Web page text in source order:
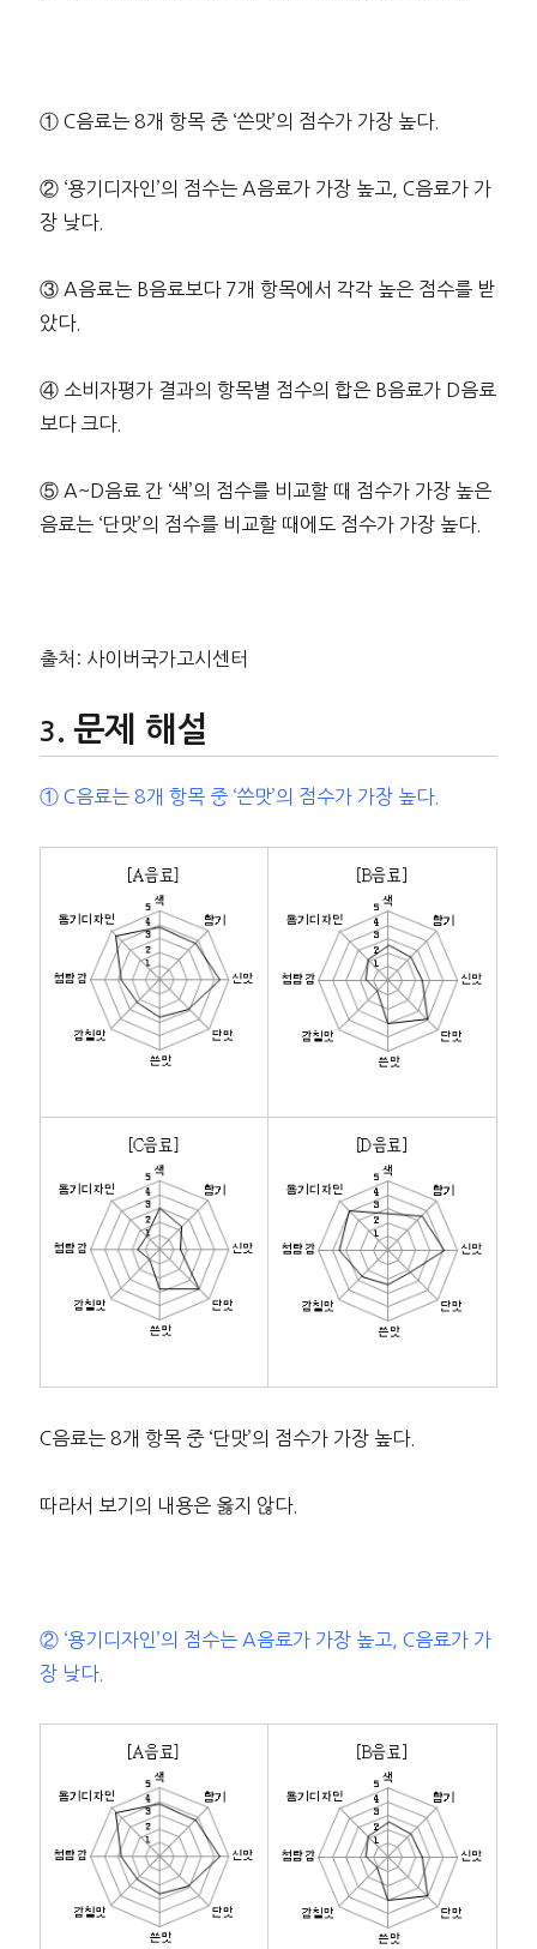
① C음료는 8개 항목 중 ‘쓴맛’의 점수가 가장 높다.
② ‘용기디자인’의 점수는 A음료가 가장 높고, C음료가 가
장 낮다.
③ A음료는 B음료보다 7개 항목에서 각각 높은 점수를 받
았다.
④ 소비자평가 결과의 항목별 점수의 합은 B음료가 D음료
보다 크다.
⑤ A~D음료 간 ‘색’의 점수를 비교할 때 점수가 가장 높은
음료는 ‘단맛’의 점수를 비교할 때에도 점수가 가장 높다.
출처: 사이버국가고시센터
문제 해설
① C음료는 8개 항목 중 ‘쓴맛’의 점수가 가장 높다.
C음료는 8개 항목 중 ‘단맛’의 점수가 가장 높다.
따라서 보기의 내용은 옳지 않다.
② ‘용기디자인’의 점수는 A음료가 가장 높고, C음료가 가
장 낮다.